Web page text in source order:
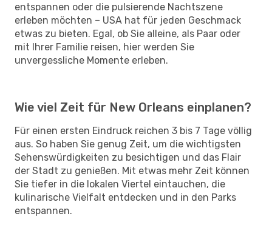
entspannen oder die pulsierende Nachtszene
erleben möchten – USA hat für jeden Geschmack
etwas zu bieten. Egal, ob Sie alleine, als Paar oder
mit Ihrer Familie reisen, hier werden Sie
unvergessliche Momente erleben.
Wie viel Zeit für New Orleans einplanen?
Für einen ersten Eindruck reichen 3 bis 7 Tage völlig
aus. So haben Sie genug Zeit, um die wichtigsten
Sehenswürdigkeiten zu besichtigen und das Flair
der Stadt zu genießen. Mit etwas mehr Zeit können
Sie tiefer in die lokalen Viertel eintauchen, die
kulinarische Vielfalt entdecken und in den Parks
entspannen.